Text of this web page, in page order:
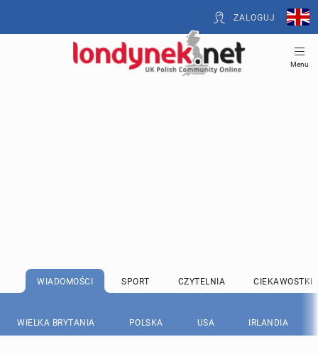
ZALOGUJ
Menu
WIADOMOŚCI SPORT CZYTELNIA CIEKAWOSTKI
WIELKA BRYTANIA POLSKA USA IRLANDIA